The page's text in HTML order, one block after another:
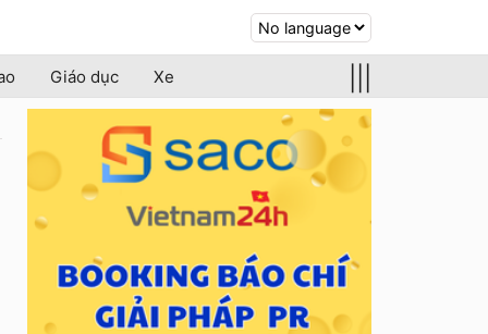
Giáo dục Xe